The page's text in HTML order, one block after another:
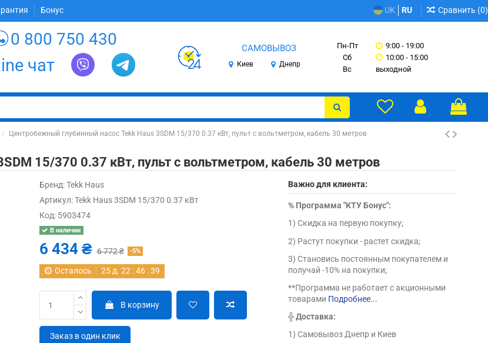
Бонус UK RU Сравнить (0)
0 800 750 430
чат
САМОВЫВОЗ
Киев Днепр
Пн-Пт
Сб
Вс
9:00 - 19:00
10:00 - 15:00
выходной
Центробежный глубинный насос Tekk Haus 3SDM 15/370 0.37 кВт, пульт с вольтметром, кабель 30 метров
15/370 0.37 кВт, пульт с вольтметром, кабель 30 метров
Бренд:Tekk Haus
Артикул:Tekk Haus 3SDM 15/370 0.37 кВт
Код: 5903474
В наличии
6 434 ₴ 6 772 ₴ -5%
Осталось 25д. 22:46:38
В корзину
Заказ в один клик
Важно для клиента:
% Программа "КТУ Бонус":
1) Скидка на первую покупку;
2) Растут покупки - растет скидка;
3) Становись постоянным покупателем и
получай -10% на покупки;
**Программа не работает с акционными
товарами Подробнее...
╬Доставка:
1) Самовывоз Днепр и Киев